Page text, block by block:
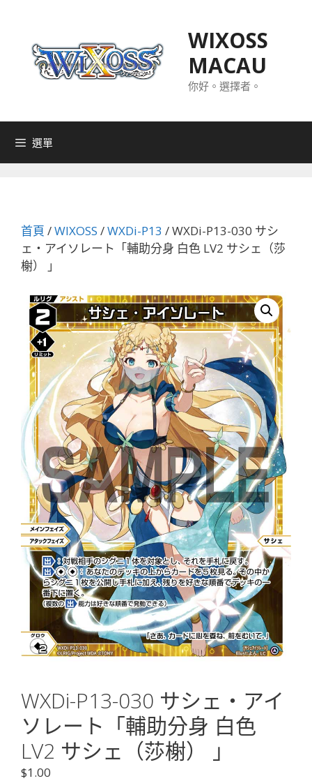
WIXOSS
MACAU
你好。選擇者。
選單
首頁 /WIXOSS /WXDi-P13 / WXDi-P13-030 サシ
ェ・アイソレート「輔助分身 白色 LV2 サシェ（莎
榭） 」
WXDi-P13-030 サシェ・アイ
ソレート「輔助分身 白色
LV2 サシェ（莎榭） 」
$1.00